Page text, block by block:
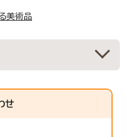
美術品
せ